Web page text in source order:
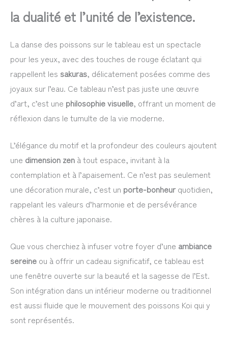
la dualité et l’unité de l’existence.
La danse des poissons sur le tableau est un spectacle
pour les yeux, avec des touches de rouge éclatant qui
rappellent les sakuras, délicatement posées comme des
joyaux sur l’eau. Ce tableau n’est pas juste une œuvre
d’art, c’est une philosophie visuelle, offrant un moment de
réflexion dans le tumulte de la vie moderne.
L’élégance du motif et la profondeur des couleurs ajoutent
une dimension zen à tout espace, invitant à la
contemplation et à l’apaisement. Ce n’est pas seulement
une décoration murale, c’est un porte-bonheur quotidien,
rappelant les valeurs d’harmonie et de persévérance
chères à la culture japonaise.
Que vous cherchiez à infuser votre foyer d’une ambiance
sereine ou à offrir un cadeau significatif, ce tableau est
une fenêtre ouverte sur la beauté et la sagesse de l’Est.
Son intégration dans un intérieur moderne ou traditionnel
est aussi fluide que le mouvement des poissons Koi qui y
sont représentés.